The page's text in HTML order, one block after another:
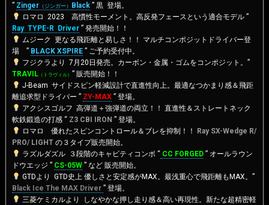
” Zinger （ジンガー） Black ” 黒 登場。
ロマロ 2023 高慣性モーメント。高反発フェースという適合モデル ”
Ray TYPE-R Driver ” 発売開始！！
ムジーク 更なる飛距離と易しさ！！ マルチコンポジットドライバー登
場 ” BLACK XSPIRE ” ご予約受付中。
フジクラより 7月20日発売。カーボン・金属・ゴムをコンポジット。”
TRAVIL （トラヴィル） ” 販売開始！！
J-Beam サイドスピン軽減設計で直進性向上。最適なつかまり感＆飛距
離追求型ドライバー ” ZY-MAX ” 登場。
アクシスゴルフ 高弾道＋強弾道の両立！！ 直進性＆ストレートネック
軟鉄鍛造の打感 “ Z3 CBI IRON ” 登場。
ロマロ 優れたスピンコントロール＆ブレを抑制 ！！ Ray SX-Wedge R/
PRO/ LIGHT の３タイプ販売開始。
ラズルダズル ３段階のキャビティコンボ “ CC FORGED” オールラウン
ドウエッジ ” CS-05W ” など 販売開始。
GTDより GTD史上 優しさと安定感がMAX。最浅重心で飛距離もMAX。”
Black Ice The MAX Driver ” 登場。
三菱ケミカルより しなやかな押し走り感＆高い再現性。新たな超精密軽